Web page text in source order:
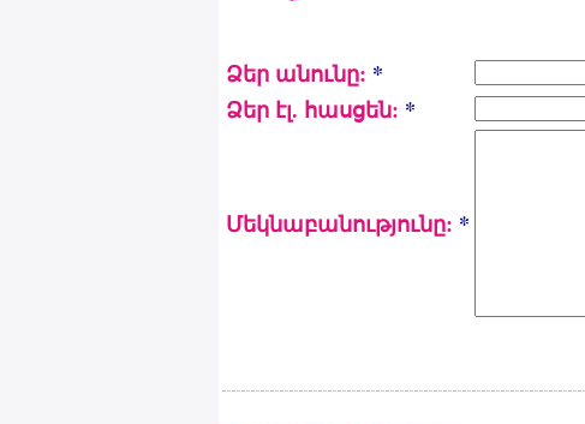
Ձեր անունը: *
Ձեր էլ. հասցեն: *
Մեկնաբանությունը: *